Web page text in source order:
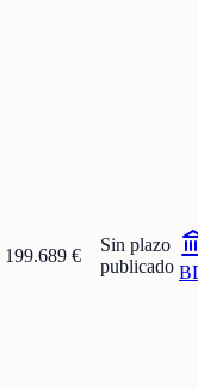
199.689 €
Sin plazo
publicado